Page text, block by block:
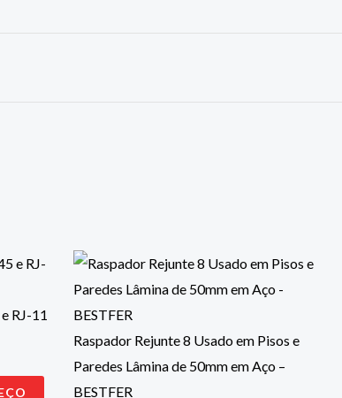
RJ-11
Raspador Rejunte 8 Usado em Pisos e
Paredes Lâmina de 50mm em Aço –
BESTFER